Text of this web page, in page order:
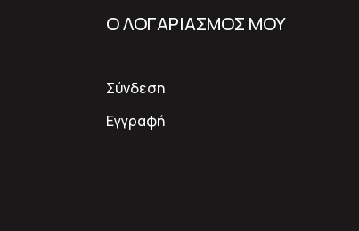
Ο ΛΟΓΑΡΙΑΣΜΟΣ ΜΟΥ
Σύνδεση
Εγγραφή